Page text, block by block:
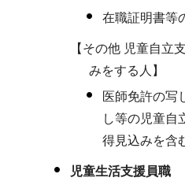
在職証明書等
【その他 児童自立
みをする人】
医師免許の写
し等の児童自
得見込みを含
児童生活支援員職